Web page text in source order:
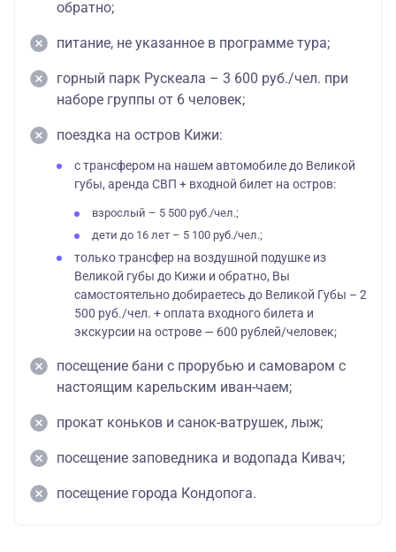
обратно;
питание, не указанное в программе тура;
горный парк Рускеала – 3 600 руб./чел. при
наборе группы от 6 человек;
поездка на остров Кижи:
с трансфером на нашем автомобиле до Великой
губы, аренда СВП + входной билет на остров:
взрослый – 5 500 руб./чел.;
дети до 16 лет – 5 100 руб./чел.;
только трансфер на воздушной подушке из
Великой губы до Кижи и обратно, Вы
самостоятельно добираетесь до Великой Губы – 2
500 руб./чел. + оплата входного билета и
экскурсии на острове — 600 рублей/человек;
посещение бани с прорубью и самоваром с
настоящим карельским иван-чаем;
прокат коньков и санок-ватрушек, лыж;
посещение заповедника и водопада Кивач;
посещение города Кондопога.